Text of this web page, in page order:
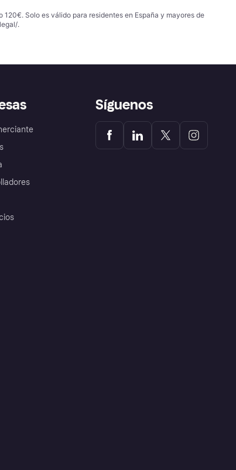
Solo es válido para residentes en España y mayores de
.
Síguenos